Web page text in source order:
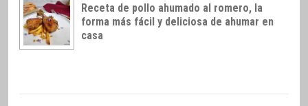
Receta de pollo ahumado al romero, la
forma más fácil y deliciosa de ahumar en
casa